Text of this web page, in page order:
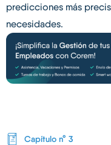
predicciones más
necesidades.
Capítulo n° 3